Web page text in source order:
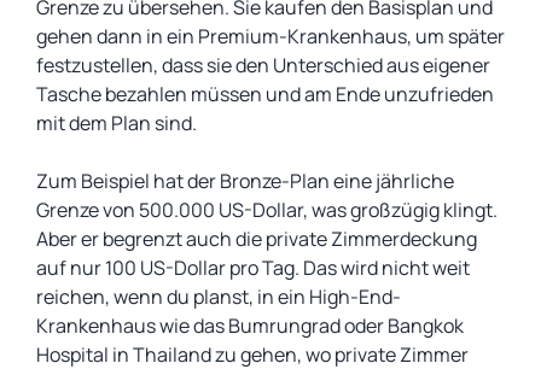
Grenze zu übersehen. Sie kaufen den Basisplan und
gehen dann in ein Premium-Krankenhaus, um später
festzustellen, dass sie den Unterschied aus eigener
Tasche bezahlen müssen und am Ende unzufrieden
mit dem Plan sind.
Zum Beispiel hat der Bronze-Plan eine jährliche
Grenze von 500.000 US-Dollar, was großzügig klingt.
Aber er begrenzt auch die private Zimmerdeckung
auf nur 100 US-Dollar pro Tag. Das wird nicht weit
reichen, wenn du planst, in ein High-End-
Krankenhaus wie das Bumrungrad oder Bangkok
Hospital in Thailand zu gehen, wo private Zimmer